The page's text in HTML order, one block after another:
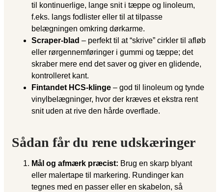
til kontinuerlige, lange snit i tæppe og linoleum,
f.eks. langs fodlister eller til at tilpasse
belægningen omkring dørkarme.
Scraper-blad – perfekt til at “skrive” cirkler til afløb
eller rørgennemføringer i gummi og tæppe; det
skraber mere end det saver og giver en glidende,
kontrolleret kant.
Fintandet HCS-klinge – god til linoleum og tynde
vinylbelægninger, hvor der kræves et ekstra rent
snit uden at rive den hårde overflade.
Sådan får du rene udskæringer
Mål og afmærk præcist: Brug en skarp blyant
eller malertape til markering. Rundinger kan
tegnes med en passer eller en skabelon, så